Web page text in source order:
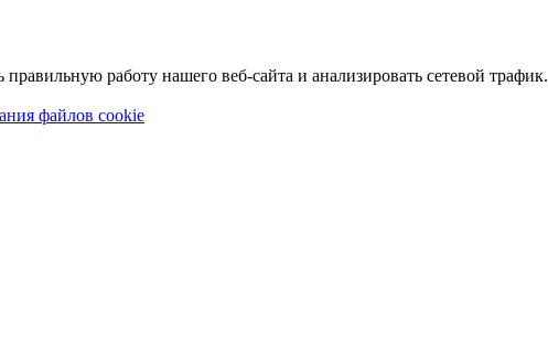
работу нашего веб-сайта и анализировать сетевой трафик.
файлов cookie